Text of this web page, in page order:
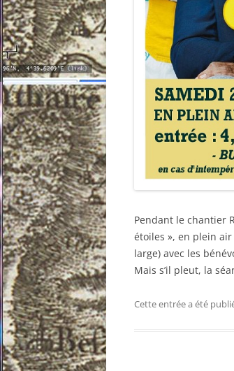
Pendant le chantier
étoiles », en plein
large) avec les
Mais s’il pleut, la
Cette entrée a été